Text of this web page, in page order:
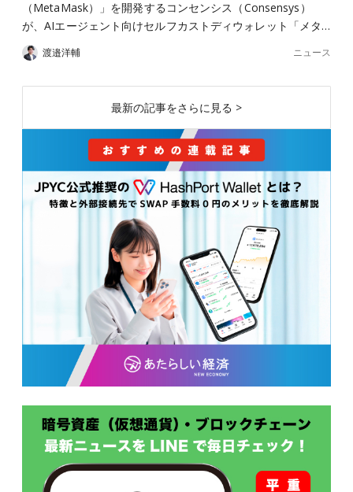
（MetaMask）」を開発するコンセンシス（Consensys）
が、AIエージェント向けセルフカストディウォレット「メタ…
渡邉洋輔 ニュース
最新の記事をさらに見る >